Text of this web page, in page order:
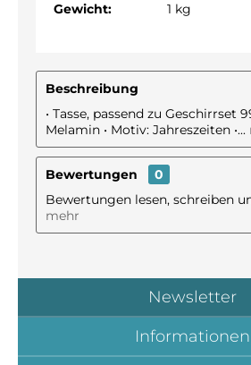
Gewicht:
1 kg
Beschreibung
• Tasse, passend zu Geschirrset
Melamin • Motiv: Jahreszeiten •...
Bewertungen
0
Bewertungen lesen, schreiben
mehr
Informationen
Newsletter